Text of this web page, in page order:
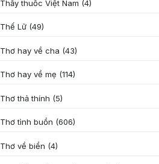
Thầy thuốc Việt Nam (4)
Thế Lữ (49)
Thơ hay về cha (43)
Thơ hay về mẹ (114)
Thơ thả thính (5)
Thơ tình buồn (606)
Thơ về biển (4)